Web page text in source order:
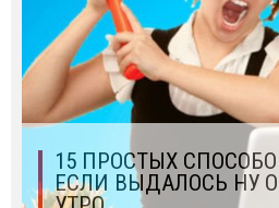
15 ПРОСТЫХ
ЕСЛИ ВЫДАЛОСЬ НУ